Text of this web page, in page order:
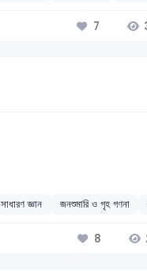
7
সাধারণ জ্ঞান জনশুমারি ও গৃহ গণনা
8